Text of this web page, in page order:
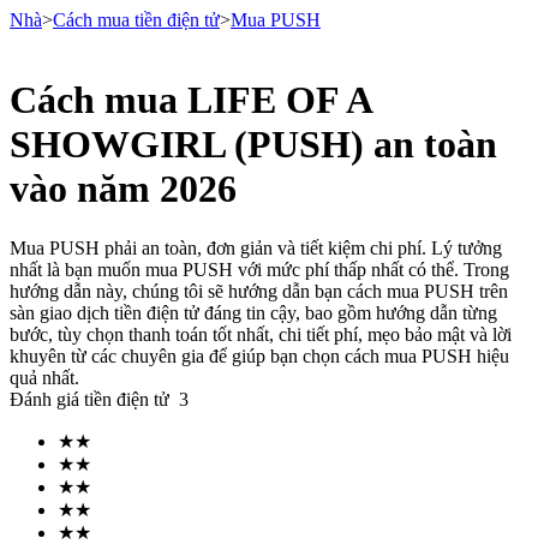
Hợp đồng tương lai
USDT Futures
Futures sử dụng USDT làm tài sản thế chấp
Nhà>Cách mua tiền điện tử>Mua PUSH
Cách mua LIFE OF A
SHOWGIRL (PUSH) an toàn
vào năm 2026
Mua PUSH phải an toàn, đơn giản và tiết kiệm chi phí. Lý tưởng
nhất là bạn muốn mua PUSH với mức phí thấp nhất có thể. Trong
hướng dẫn này, chúng tôi sẽ hướng dẫn bạn cách mua PUSH trên
sàn giao dịch tiền điện tử đáng tin cậy, bao gồm hướng dẫn từng
bước, tùy chọn thanh toán tốt nhất, chi tiết phí, mẹo bảo mật và lời
khuyên từ các chuyên gia để giúp bạn chọn cách mua PUSH hiệu
quả nhất.
Đánh giá tiền điện tử 3
★★
★★
★★
★★
★★